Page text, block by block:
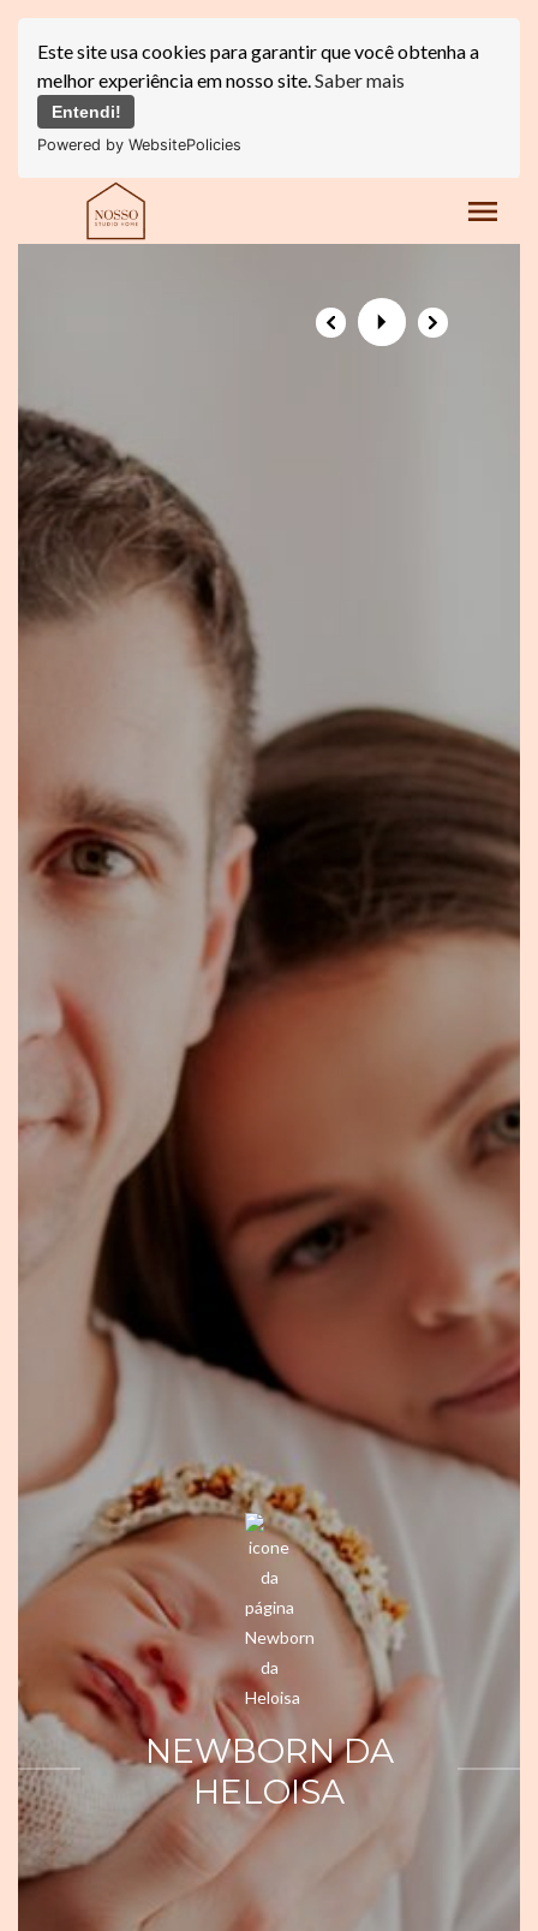
Este site usa cookies para garantir que você obtenha a
melhor experiência em nosso site.Saber mais
Entendi!
Powered by WebsitePolicies
menu
NEWBORN DA
HELOISA